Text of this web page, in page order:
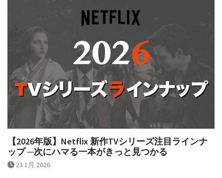
【2026年版】Netflix 新作TVシリーズ注目ラインナ
ップ ─次にハマる一本がきっと見つかる
23 1月 2026